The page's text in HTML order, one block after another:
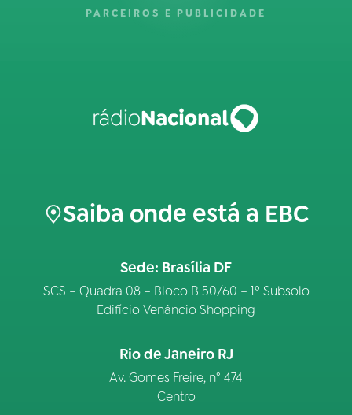
PARCEIROS E PUBLICIDADE
Saiba onde está a EBC
Sede: Brasília DF
SCS – Quadra 08 – Bloco B 50/60 – 1º Subsolo
Edifício Venâncio Shopping
Rio de Janeiro RJ
Av. Gomes Freire, n° 474
Centro